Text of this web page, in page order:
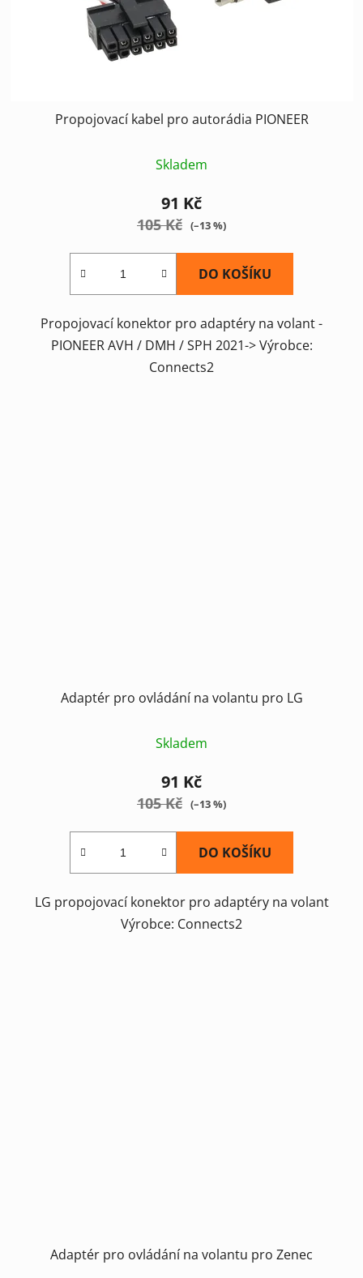
Propojovací kabel pro autorádia PIONEER
Skladem
91 Kč
105 Kč (–13 %)
DO KOŠÍKU
Propojovací konektor pro adaptéry na volant -
PIONEER AVH / DMH / SPH 2021-> Výrobce:
Connects2
Adaptér pro ovládání na volantu pro LG
Skladem
91 Kč
105 Kč (–13 %)
DO KOŠÍKU
LG propojovací konektor pro adaptéry na volant
Výrobce: Connects2
Adaptér pro ovládání na volantu pro Zenec